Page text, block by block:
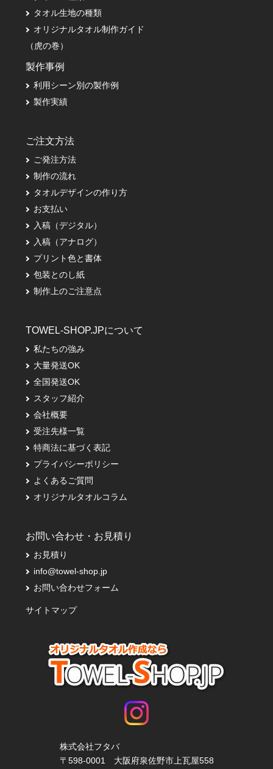
タオル生地の種類
オリジナルタオル制作ガイド
（虎の巻）
製作事例
利用シーン別の製作例
製作実績
ご注文方法
ご発注方法
制作の流れ
タオルデザインの作り方
お支払い
入稿（デジタル）
入稿（アナログ）
プリント色と書体
包装とのし紙
制作上のご注意点
TOWEL-SHOP.JPについて
私たちの強み
大量発送OK
全国発送OK
スタッフ紹介
会社概要
受注先様一覧
特商法に基づく表記
プライバシーポリシー
よくあるご質問
オリジナルタオルコラム
お問い合わせ・お見積り
お見積り
info@towel-shop.jp
お問い合わせフォーム
サイトマップ
株式会社フタバ
〒598-0001 大阪府泉佐野市上瓦屋558